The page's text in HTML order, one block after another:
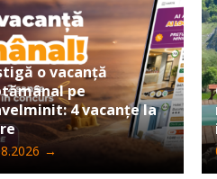
o vacanță
pe
4 vacanțe la
→